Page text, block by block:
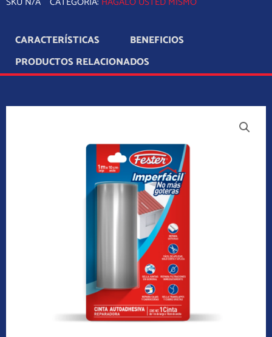
CARACTERÍSTICAS
BENEFICIOS
PRODUCTOS RELACIONADOS